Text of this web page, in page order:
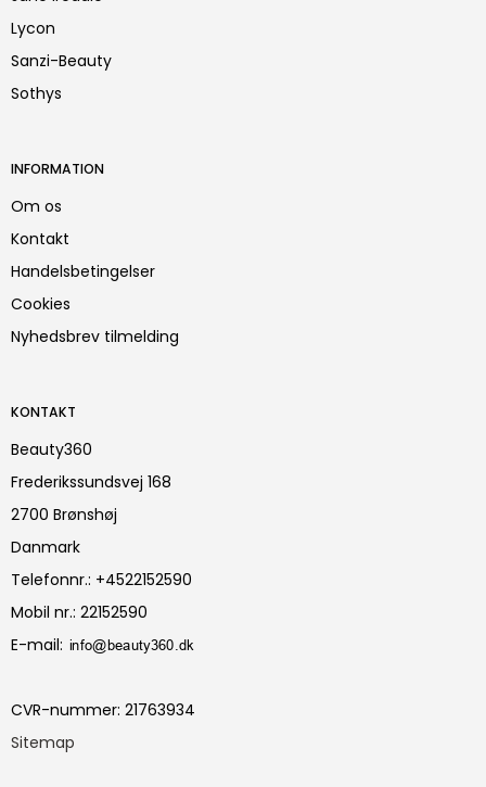
Lycon
Sanzi-Beauty
Sothys
INFORMATION
Om os
Kontakt
Handelsbetingelser
Cookies
Nyhedsbrev tilmelding
KONTAKT
Beauty360
Frederikssundsvej 168
2700 Brønshøj
Danmark
Telefonnr.: +4522152590
Mobil nr.: 22152590
E-mail:
CVR-nummer: 21763934
Sitemap